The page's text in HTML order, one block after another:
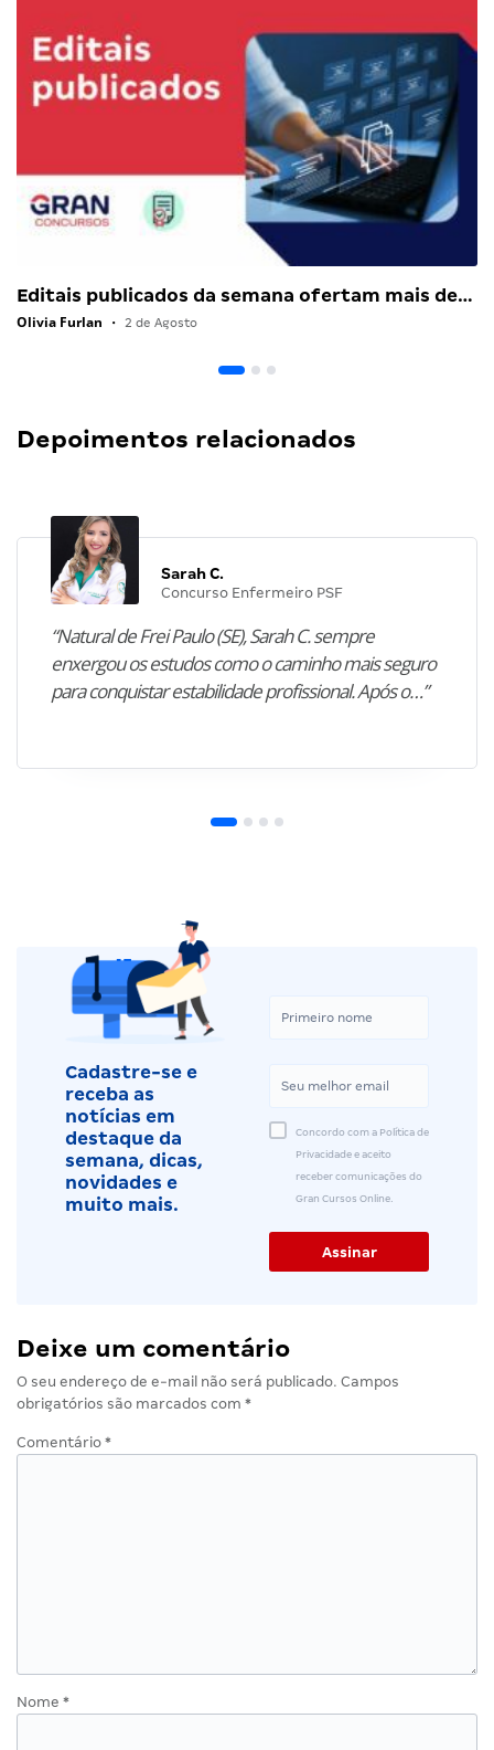
Editais publicados da semana ofertam mais de…
Olivia Furlan • 2 de Agosto
Depoimentos relacionados
Sarah C.
Concurso Enfermeiro PSF
“Natural de Frei Paulo (SE), Sarah C. sempre
enxergou os estudos como o caminho mais seguro
para conquistar estabilidade profissional. Após o…”
Cadastre-se e
receba as
notícias em
destaque da
semana, dicas,
novidades e
muito mais.
Concordo com a Política de
Privacidade e aceito
receber comunicações do
Gran Cursos Online.
Deixe um comentário
O seu endereço de e-mail não será publicado. Campos
obrigatórios são marcados com *
Comentário *
Nome *